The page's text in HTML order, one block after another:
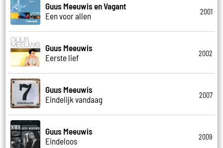
Guus Meeuwis en Vagant
Een voor allen
2001
Guus Meeuwis
Eerste lief
2002
Guus Meeuwis
Eindelijk vandaag
2007
Guus Meeuwis
Eindeloos
2009